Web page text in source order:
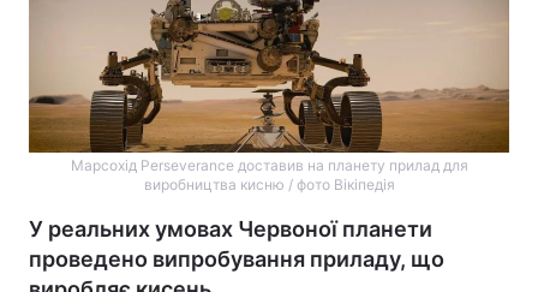
Марсохід Perseverance доставив на планету прилад для
виробництва кисню / фото Вікіпедія
У реальних умовах Червоної планети
проведено випробування приладу, що